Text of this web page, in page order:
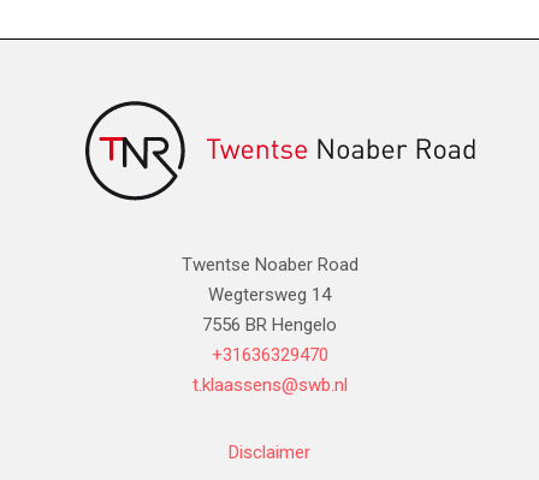
Twentse Noaber Road
Wegtersweg 14
7556 BR Hengelo
+31636329470
t.klaassens@swb.nl
Disclaimer